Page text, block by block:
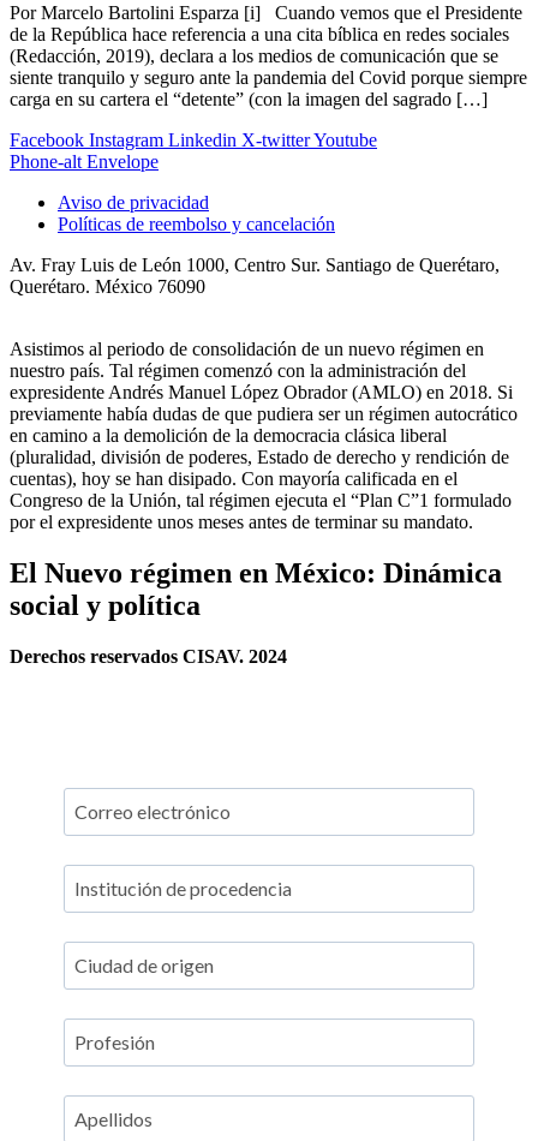
Por Marcelo Bartolini Esparza [i] Cuando vemos que el Presidente
de la República hace referencia a una cita bíblica en redes sociales
(Redacción, 2019), declara a los medios de comunicación que se
siente tranquilo y seguro ante la pandemia del Covid porque siempre
carga en su cartera el “detente” (con la imagen del sagrado […]
Facebook Instagram Linkedin X-twitterYoutube
Phone-alt Envelope
Aviso de privacidad
Políticas de reembolso y cancelación
Av. Fray Luis de León 1000, Centro Sur. Santiago de Querétaro,
Querétaro. México 76090
Asistimos al periodo de consolidación de un nuevo régimen en
nuestro país. Tal régimen comenzó con la administración del
expresidente Andrés Manuel López Obrador (AMLO) en 2018. Si
previamente había dudas de que pudiera ser un régimen autocrático
en camino a la demolición de la democracia clásica liberal
(pluralidad, división de poderes, Estado de derecho y rendición de
cuentas), hoy se han disipado. Con mayoría calificada en el
Congreso de la Unión, tal régimen ejecuta el “Plan C”1 formulado
por el expresidente unos meses antes de terminar su mandato.
El Nuevo régimen en México: Dinámica
social y política
Derechos reservados CISAV. 2024